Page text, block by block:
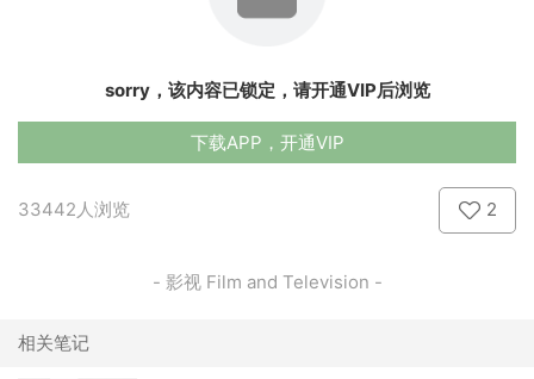
sorry，该内容已锁定，请开通VIP后浏览
下载APP，开通VIP
33442人浏览 2
- 影视 Film and Television -
相关笔记